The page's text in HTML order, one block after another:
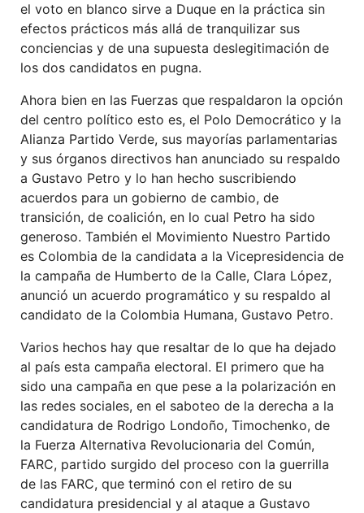
el voto en blanco sirve a Duque en la práctica sin
efectos prácticos más allá de tranquilizar sus
conciencias y de una supuesta deslegitimación de
los dos candidatos en pugna.
Ahora bien en las Fuerzas que respaldaron la opción
del centro político esto es, el Polo Democrático y la
Alianza Partido Verde, sus mayorías parlamentarias
y sus órganos directivos han anunciado su respaldo
a Gustavo Petro y lo han hecho suscribiendo
acuerdos para un gobierno de cambio, de
transición, de coalición, en lo cual Petro ha sido
generoso. También el Movimiento Nuestro Partido
es Colombia de la candidata a la Vicepresidencia de
la campaña de Humberto de la Calle, Clara López,
anunció un acuerdo programático y su respaldo al
candidato de la Colombia Humana, Gustavo Petro.
Varios hechos hay que resaltar de lo que ha dejado
al país esta campaña electoral. El primero que ha
sido una campaña en que pese a la polarización en
las redes sociales, en el saboteo de la derecha a la
candidatura de Rodrigo Londoño, Timochenko, de
la Fuerza Alternativa Revolucionaria del Común,
FARC, partido surgido del proceso con la guerrilla
de las FARC, que terminó con el retiro de su
candidatura presidencial y al ataque a Gustavo